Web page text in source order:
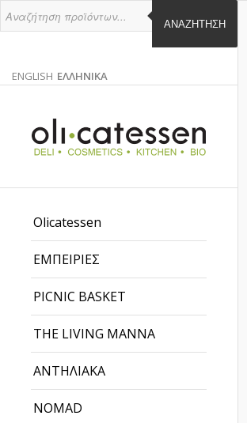
ΑΝΑΖΉΤΗΣΗ
ENGLISH ΕΛΛΗΝΙΚΑ
EL
Olicatessen
ΕΜΠΕΙΡΙΕΣ
PICNIC BASKET
THE LIVING MANNA
ΑΝΤΗΛΙΑΚΑ
NOMAD